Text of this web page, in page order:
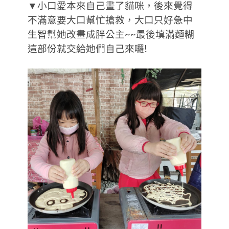
▼小口愛本來自己畫了貓咪，後來覺得
不滿意要大口幫忙搶救，大口只好急中
生智幫她改畫成胖公主~~最後填滿麵糊
這部份就交給她們自己來囉!